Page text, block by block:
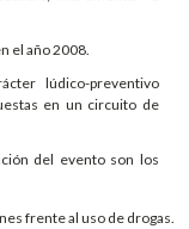
el año 2008.
lúdico-preventivo
en un circuito de
del evento son los
frente al uso de drogas.